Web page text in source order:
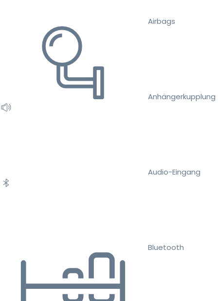
Airbags
Anhängerkupplung
Audio-Eingang
Bluetooth